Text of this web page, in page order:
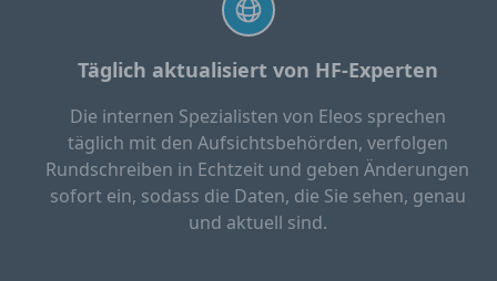
Täglich aktualisiert von HF-Experten
Die internen Spezialisten von Eleos sprechen
täglich mit den Aufsichtsbehörden, verfolgen
Rundschreiben in Echtzeit und geben Änderungen
sofort ein, sodass die Daten, die Sie sehen, genau
und aktuell sind.